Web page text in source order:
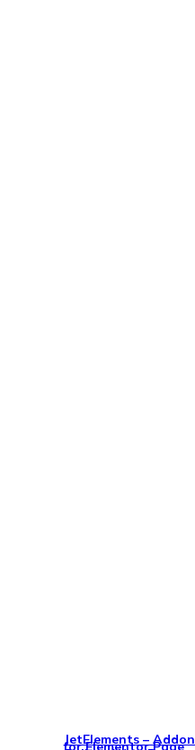
JetElements – Addon
for Elementor Page